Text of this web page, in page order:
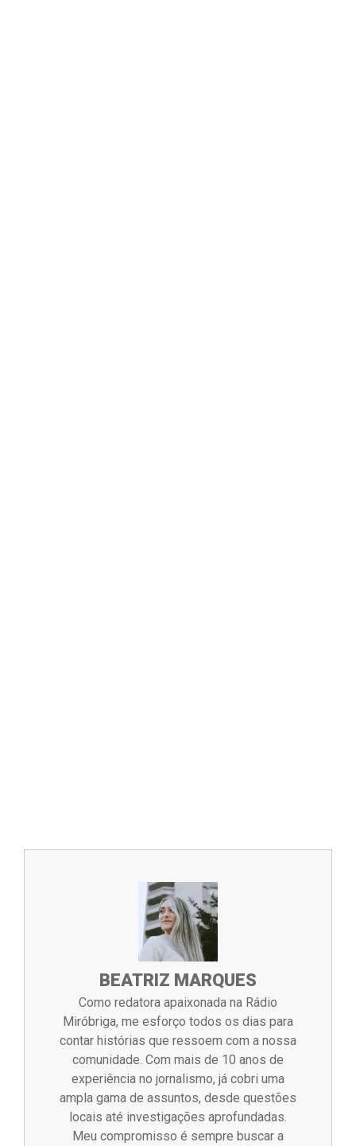
BEATRIZ MARQUES
Como redatora apaixonada na Rádio
Miróbriga, me esforço todos os dias para
contar histórias que ressoem com a nossa
comunidade. Com mais de 10 anos de
experiência no jornalismo, já cobri uma
ampla gama de assuntos, desde questões
locais até investigações aprofundadas.
Meu compromisso é sempre buscar a